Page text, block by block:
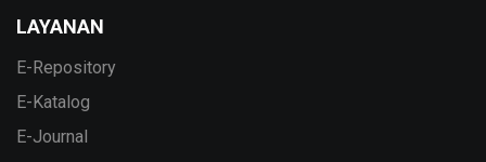
LAYANAN
E-Repository
E-Katalog
E-Journal